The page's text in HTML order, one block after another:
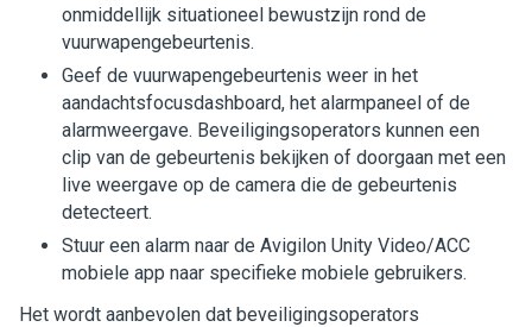
onmiddellijk situationeel bewustzijn rond de
vuurwapengebeurtenis.
Geef de vuurwapengebeurtenis weer in het
aandachtsfocusdashboard, het alarmpaneel of de
alarmweergave. Beveiligingsoperators kunnen een
clip van de gebeurtenis bekijken of doorgaan met een
live weergave op de camera die de gebeurtenis
detecteert.
Stuur een alarm naar de Avigilon Unity Video/ACC
mobiele app naar specifieke mobiele gebruikers.
Het wordt aanbevolen dat beveiligingsoperators